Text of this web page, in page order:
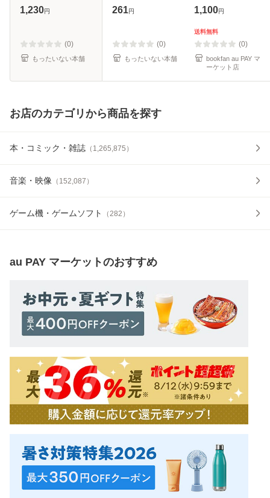
【メール便送料無
1,230円
(0)
もったいない本舗
[文庫]【メール便送
261円
(0)
もったいない本舗
1,100円
送料無料
(0)
bookfan au PAY マ
ーケット店
お店のカテゴリから商品を探す
本・コミック・雑誌 （ 1,265,875 ）
音楽・映像 （ 152,087 ）
ゲーム機・ゲームソフト （282 ）
au PAY マーケットのおすすめ